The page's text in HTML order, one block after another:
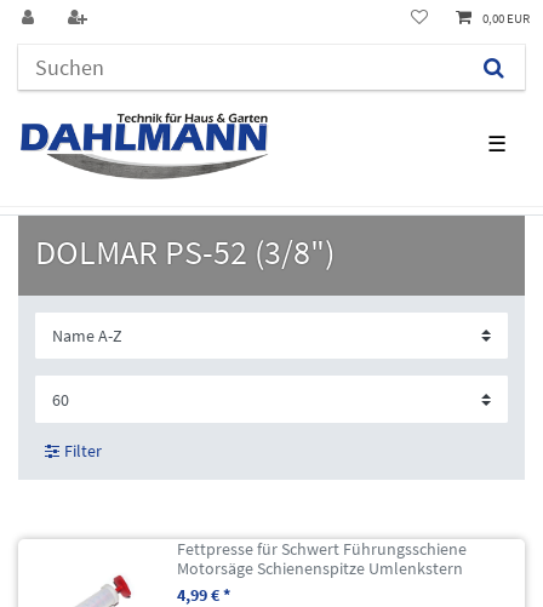
☰
0,00 EUR
DOLMAR PS-52 (3/8")
Filter
Fettpresse für Schwert Führungsschiene
Motorsäge Schienenspitze Umlenkstern
4,99 € *